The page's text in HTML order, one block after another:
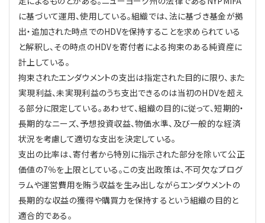
に基づいて運用、使用している。組織では、法に基づき基金が拠
出・追加された時点でのHDVを保持することを求められている
と解釈し、その時点のHDVを寄付者による拘束のある純資産に
計上している。
拘束されたエンダウメントの支出は指定された目的に限り、また
実現利益、未実現利益のうち支出できるのは当初のHDVを超え
る部分に限定している。あわせて、組織の目的に従って、短期的・
長期的なニーズ、予想投資収益、物価水準、及び一般的な経済
状況を考慮して適切な支出を決定している。
支出の比率は、寄付者から特別に指示された部分を除いて公正
価値の7％を上限としている。この支出政策は、不可欠なプログ
ラムや運営費用を賄う収益を生み出しながらエンダウメントの
長期的な収益の獲得や購買力を保持するという組織の目的と
適合的である。